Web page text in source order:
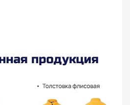
продукция